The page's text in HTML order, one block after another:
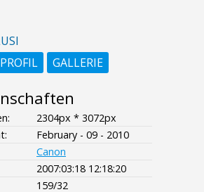
PROFIL
GALLERIE
2304px * 3072px
February - 09 - 2010
Canon
2007:03:18 12:18:20
159/32